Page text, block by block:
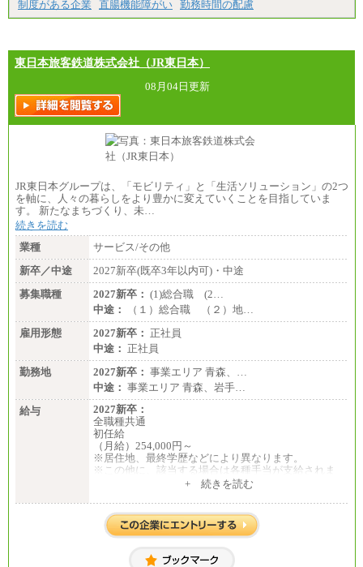
制度がある企業
直腸機能障がい 勤務時間の配慮
東日本旅客鉄道株式会社（JR東日本）
08月04日更新
JR東日本グループは、「モビリティ」と「生活ソリューション」の2つ
を軸に、人々の暮らしをより豊かに変えていくことを目指していま
す。 新たなまちづくり、未…
続きを読む
業種
サービス/その他
新卒／中途
2027新卒(既卒3年以内可)・中途
募集職種
2027新卒： (1)総合職 (2…
中途：
（１）総合職 （２）地…
雇用形態
2027新卒： 正社員
中途： 正社員
勤務地
2027新卒： 事業エリア 青森、…
中途： 事業エリア 青森、岩手…
給与
2027新卒：
全職種共通
初任給
（月給）254,000円～
※居住地、最終学歴などにより異なります。
※この他に、該当する場合は各種手当が支給されま
中途：
全職種共通
※居住地、年齢により異なります。
+ 続きを読む